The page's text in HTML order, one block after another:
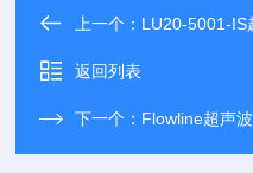
上一个： LU20-5001-IS
返回列表
下一个： Flowline超声